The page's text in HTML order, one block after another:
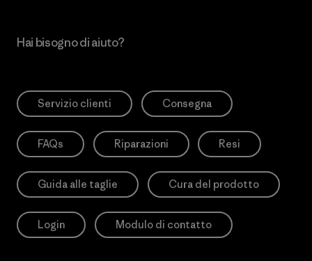
Hai bisogno di aiuto?
Servizio clienti Consegna
FAQs Riparazioni Resi
Guida alle taglie Cura del prodotto
Login Modulo di contatto